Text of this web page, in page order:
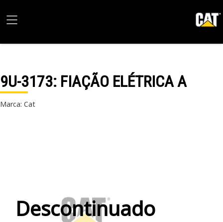
9U-3173: FIAÇÃO ELÉTRICA A
Marca: Cat
Descontinuado